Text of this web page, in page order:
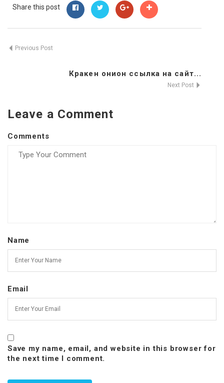
Share this post
Previous Post
Кракен онион ссылка на сайт...
Next Post
Leave a Comment
Comments
Name
Email
Save my name, email, and website in this browser for
the next time I comment.